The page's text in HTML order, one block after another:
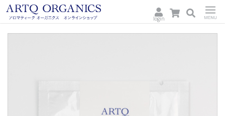
ARTQ
login
Menu